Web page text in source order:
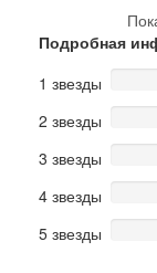
Подробная
1 звезды
2 звезды
3 звезды
4 звезды
5 звезды